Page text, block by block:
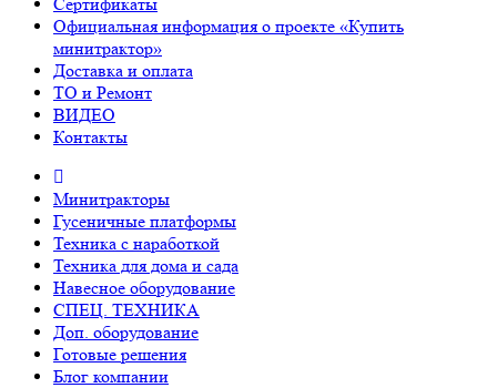
Официальная информация о проекте «Купить
минитрактор»
Доставка и оплата
ТО и Ремонт
ВИДЕО
Контакты
Минитракторы
Гусеничные платформы
Техника с наработкой
Техника для дома и сада
Навесное оборудование
СПЕЦ. ТЕХНИКА
Доп. оборудование
Готовые решения
Блог компании